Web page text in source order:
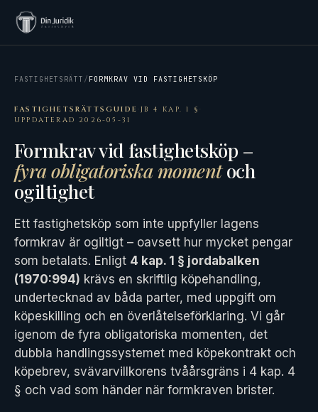
FASTIGHETSRÄTT / FORMKRAV VID FASTIGHETSKÖP
FASTIGHETSRÄTTSGUIDE·JB 4 KAP. 1 § ·
UPPDATERAD 2026-05-31
Formkrav vid fastighetsköp –
fyra obligatoriska momentoch
ogiltighet
Ett fastighetsköp som inte uppfyller lagens
formkrav är ogiltigt – oavsett hur mycket pengar
som betalats. Enligt 4 kap. 1 § jordabalken
(1970:994) krävs en skriftlig köpehandling,
undertecknad av båda parter, med uppgift om
köpeskilling och en överlåtelseförklaring. Vi går
igenom de fyra obligatoriska momenten, det
dubbla handlingssystemet med köpekontrakt och
köpebrev, svävarvillkorens tvåårsgräns i 4 kap. 4
§ och vad som händer när formkraven brister.